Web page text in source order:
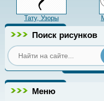
Тату, Узоры
Поиск рисунков
Меню